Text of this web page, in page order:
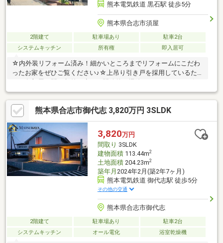
熊本電気鉄道 黒石駅 徒歩5分
熊本県合志市須屋
2階建て 駐車場あり
駐車2台
システムキッチン
所有権 即入居可
☆内外装リフォーム済み！細かいところまでリフォームにこだわ
ったお家をぜひご覧ください♪☆上吊り引き戸を採用しているた
全居室収納があり、2階洋室にはワイドなクローゼットもございま
す♪☆お庭では家庭菜園やBBQ等楽しめます♪○合志市立西合志東
小学校 徒歩12分（約900m）○合志市立西合志南中学校 徒歩10
分（約790m）○熊本電気鉄道/黒石駅 徒歩5分（約370m）○熊本
電鉄バス/黒石・ポリテクセンター熊本前 徒歩4分（約320m）○
セブンイレブン合志西南中入口店 徒歩6分（約450ｍ）
熊本県合志市御代志 3,820万円 3SLDK
3,820万円
間取り 3SLDK
建物面積113.44m2
土地面積204.23m2
築年月 2024年2月(築2年7ヶ月)
熊本電気鉄道 御代志駅 徒歩5分
その他の交通
熊本県合志市御代志
2階建て 駐車場あり
駐車2台
システムキッチン
オール電化 浴室乾燥機